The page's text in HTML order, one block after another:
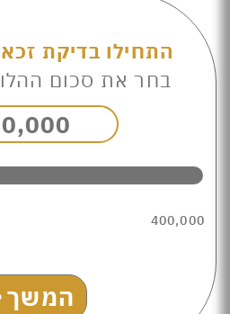
התחילו בדיקת
בחר את סכום
400,000
המשך